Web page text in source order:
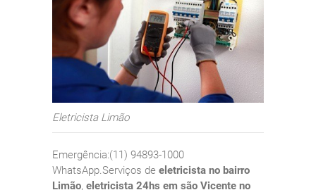
Eletricista Limão
Emergência:(11) 94893-1000
WhatsApp.Serviços de eletricista no bairro
Limão, eletricista 24hs em são Vicente no